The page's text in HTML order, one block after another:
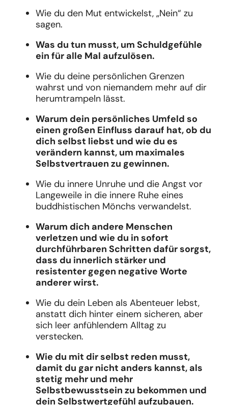
Wie du den Mut entwickelst, „Nein“ zu
sagen.
Was du tun musst, um Schuldgefühle
ein für alle Mal aufzulösen.
Wie du deine persönlichen Grenzen
wahrst und von niemandem mehr auf dir
herumtrampeln lässt.
Warum dein persönliches Umfeld so
einen großen Einfluss darauf hat, ob du
dich selbst liebst und wie du es
verändern kannst, um maximales
Selbstvertrauen zu gewinnen.
Wie du innere Unruhe und die Angst vor
Langeweile in die innere Ruhe eines
buddhistischen Mönchs verwandelst.
Warum dich andere Menschen
verletzen und wie du in sofort
durchführbaren Schritten dafür sorgst,
dass du innerlich stärker und
resistenter gegen negative Worte
anderer wirst.
Wie du dein Leben als Abenteuer lebst,
anstatt dich hinter einem sicheren, aber
sich leer anfühlendem Alltag zu
verstecken.
Wie du mit dir selbst reden musst,
damit du gar nicht anders kannst, als
stetig mehr und mehr
Selbstbewusstsein zu bekommen und
dein Selbstwertgefühl aufzubauen.